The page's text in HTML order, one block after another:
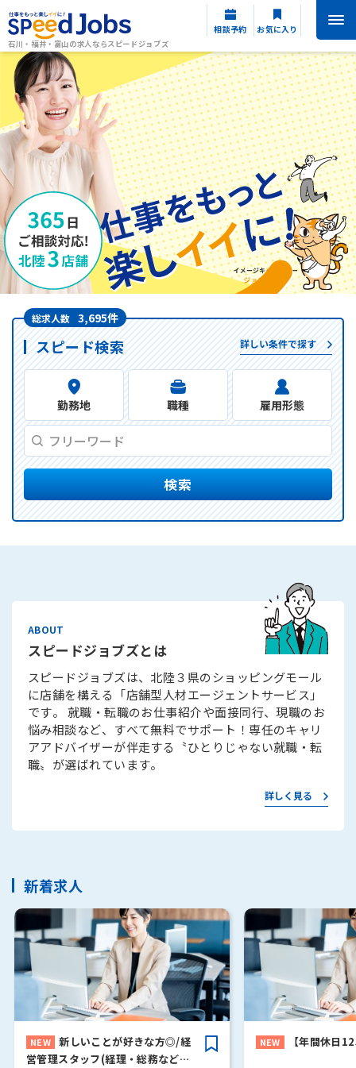
石川・福井・富山の求人ならスピードジョブズ
相談予約 お気に入り
スピード検索
総求人数 3,695件
詳しい条件で探す
勤務地 職種 雇用形態
検索
スピードジョブズとは
スピードジョブズは、北陸３県のショッピングモール
に店舗を構える「店舗型人材エージェントサービス」
です。 就職・転職のお仕事紹介や面接同行、現職のお
悩み相談など、すべて無料でサポート！専任のキャリ
アアドバイザーが伴走する〝ひとりじゃない就職・転
職〟が選ばれています。
詳しく見る
新着求人
新しいことが好きな方◎/経
営管理スタッフ(経理・総務など幅
【年間休日